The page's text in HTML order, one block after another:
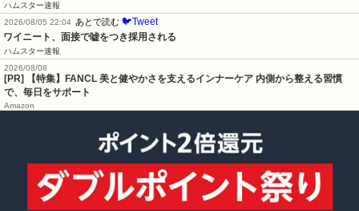
ハムスター速報
2026/08/05 22:04 あとで読む 🐦Tweet
ワイニート、面接で嘘をつき採用される
ハムスター速報
2026/08/08
[PR] 【特集】FANCL 美と健やかさを支えるインナーケア 内側から整える習慣
で、毎日をサポート
Amazon